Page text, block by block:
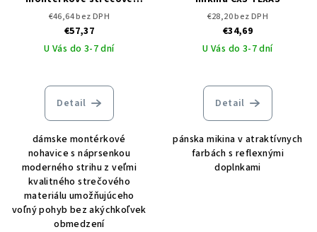
nohavice na traky CXS
STRETCH
€46,64 bez DPH
€57,37
U Vás do 3-7 dní
Detail
dámske montérkové
nohavice s náprsenkou
moderného strihu z veľmi
kvalitného strečového
materiálu umožňujúceho
voľný pohyb bez akýchkoľvek
obmedzení
€28,20 bez DPH
€34,69
U Vás do 3-7 dní
Detail
pánska mikina v atraktívnych
farbách s reflexnými
doplnkami